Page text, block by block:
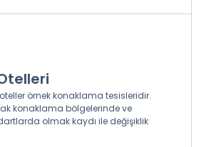
örnek konaklama tesisleridir.
konaklama bölgelerinde ve
olmak kaydı ile değişiklik